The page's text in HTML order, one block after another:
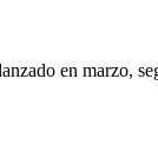
en marzo,